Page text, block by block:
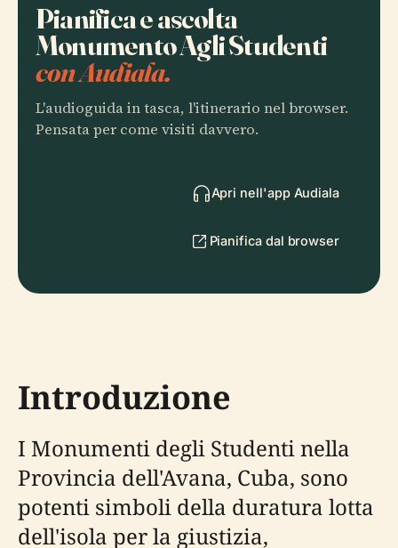
Pianifica e ascolta
Monumento Agli Studenti
con Audiala.
L'audioguida in tasca, l'itinerario nel browser.
Pensata per come visiti davvero.
Apri nell'app Audiala
Pianifica dal browser
Introduzione
I Monumenti degli Studenti nella
Provincia dell'Avana, Cuba, sono
potenti simboli della duratura lotta
dell'isola per la giustizia,